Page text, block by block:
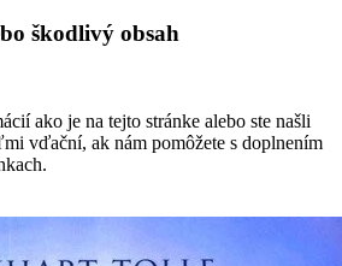
škodlivý obsah
ako je na tejto stránke alebo ste našli
vďační, ak nám pomôžete s doplnením